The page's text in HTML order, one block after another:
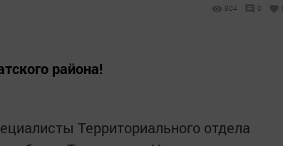
804 0
района!
Территориального отдела